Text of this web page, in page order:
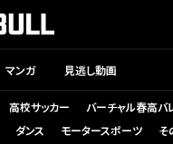
マンガ 見逃し動画
高校サッカー
バーチャル春高バ
ダンス モータースポーツ そ